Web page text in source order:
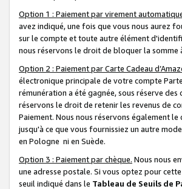
Option 1 : Paiement par virement
avez indiqué, une fois que vous nous aurez
sur le compte et toute autre élément
nous réservons le droit de bloquer la
Option 2 : Paiement par Carte Cadeau
électronique principale de votre compte
rémunération a été gagnée, sous réserve
réservons le droit de retenir les revenus de
Paiement. Nous nous réservons également
jusqu'à ce que vous fournissiez un autre
en Pologne ni en Suède.
Option 3 : Paiement par chèque. Nous nous
une adresse postale. Si vous optez pour
seuil indiqué dans le Tableau de Seuils de